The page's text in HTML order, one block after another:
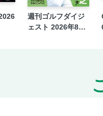
週刊ゴルフダイジ
ェスト 2026年8月